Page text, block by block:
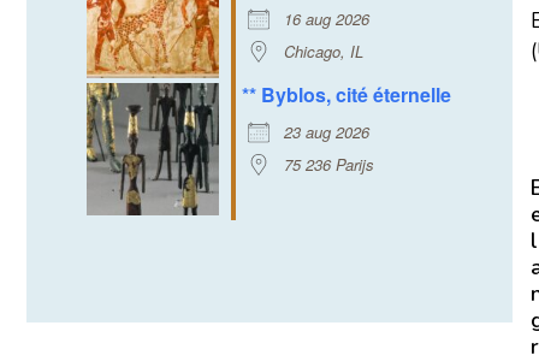
16 aug 2026
Chicago, IL
** Byblos, cité éternelle
23 aug 2026
75 236 Parijs
l
r